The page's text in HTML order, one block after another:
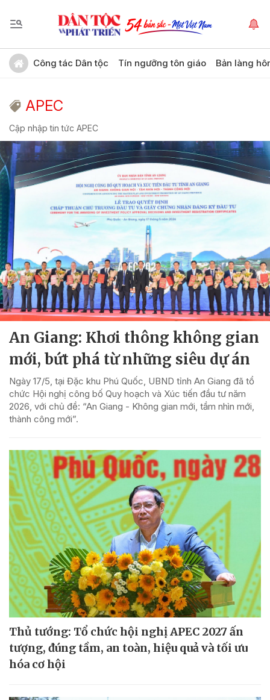
Công tác Dân tộc Tín ngưỡng tôn giáo Bản làng
APEC
Cập nhập tin tức APEC
An Giang: Khơi thông không gian
mới, bứt phá từ những siêu dự án
Ngày 17/5, tại Đặc khu Phú Quốc, UBND tỉnh An Giang đã tổ
chức Hội nghị công bố Quy hoạch và Xúc tiến đầu tư năm
2026, với chủ đề: “An Giang - Không gian mới, tầm nhìn mới,
thành công mới”.
Thủ tướng: Tổ chức hội nghị APEC 2027 ấn
tượng, đúng tầm, an toàn, hiệu quả và tối ưu
hóa cơ hội